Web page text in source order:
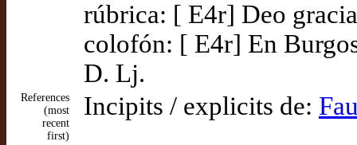
rúbrica: [ E4r] Deo
colofón: [ E4r] En
D. Lj.
References
(most
recent
first)
Incipits / explicits de: